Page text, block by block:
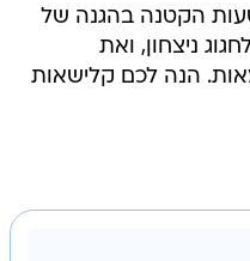
הקטנה בהגנה של
ניצחון, ואת
הנה לכם קלישאות